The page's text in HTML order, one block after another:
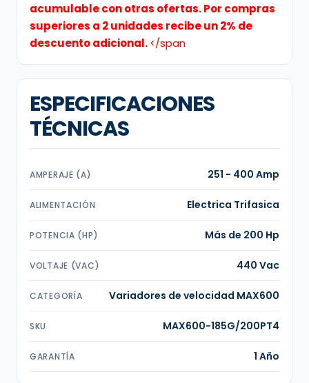
acumulable con otras ofertas. Por compras
superiores a 2 unidades recibe un 2% de
descuento adicional.</span
ESPECIFICACIONES
TÉCNICAS
AMPERAJE (A) 251 - 400 Amp
ALIMENTACIÓN Electrica Trifasica
POTENCIA (HP) Más de 200 Hp
VOLTAJE (VAC) 440 Vac
CATEGORÍA Variadores de velocidad MAX600
SKU MAX600-185G/200PT4
GARANTÍA 1 Año